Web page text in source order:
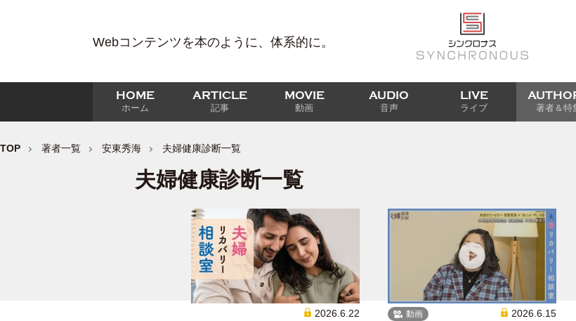
Webコンテンツを本のように、体系的に。
HOME
ホーム
ARTICLE
記事
MOVIE
動画
AUDIO
音声
LIVE
ライブ 著者＆特
TOP 著者一覧 安東秀海 夫婦健康診断一覧
夫婦健康診断一覧
2026.6.22 動画 2026.6.15